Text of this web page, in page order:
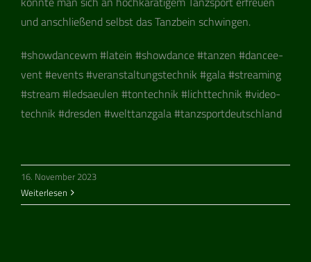
und anschlie­ßend selbst das Tanz­bein schwingen.
#show­dan­cewm #latein #show­dance #tan­zen #dancee­
vent #events #ver­an­stal­tungs­tech­nik #gala #strea­ming
#stream #led­saeu­len #ton­tech­nik #licht­tech­nik #video­
tech­nik #dres­den #welt­tanz­gala #tanz­sport­deutsch­land
16. November 2023
Weiterlesen